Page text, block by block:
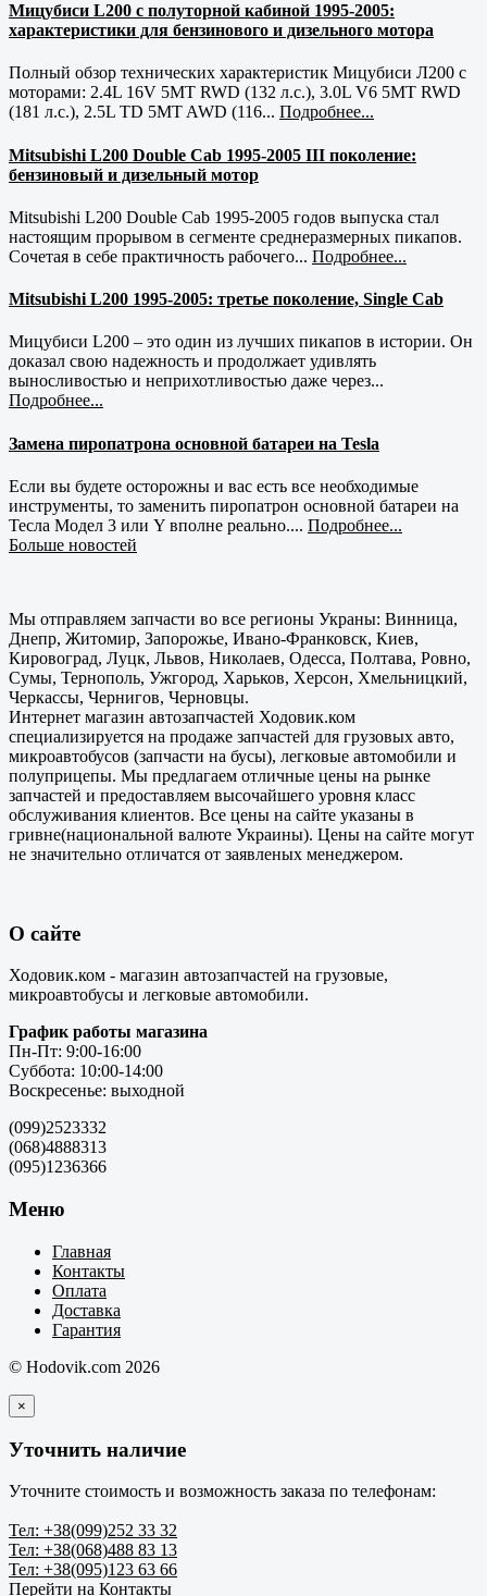
Мицубиси L200 с полуторной кабиной 1995-2005:
характеристики для бензинового и дизельного мотора
Полный обзор технических характеристик Мицубиси Л200 с
моторами: 2.4L 16V 5MT RWD (132 л.с.), 3.0L V6 5MT RWD
(181 л.с.), 2.5L TD 5MT AWD (116... Подробнее...
Mitsubishi L200 Double Cab 1995-2005 III поколение:
бензиновый и дизельный мотор
Mitsubishi L200 Double Cab 1995-2005 годов выпуска стал
настоящим прорывом в сегменте среднеразмерных пикапов.
Сочетая в себе практичность рабочего... Подробнее...
Mitsubishi L200 1995-2005: третье поколение, Single Cab
Мицубиси L200 – это один из лучших пикапов в истории. Он
доказал свою надежность и продолжает удивлять
выносливостью и неприхотливостью даже через...
Подробнее...
Замена пиропатрона основной батареи на Tesla
Если вы будете осторожны и вас есть все необходимые
инструменты, то заменить пиропатрон основной батареи на
Тесла Модел 3 или Y вполне реально.... Подробнее...
Больше новостей
Мы отправляем запчасти во все регионы Украны: Винница,
Днепр, Житомир, Запорожье, Ивано-Франковск, Киев,
Кировоград, Луцк, Львов, Николаев, Одесса, Полтава, Ровно,
Сумы, Тернополь, Ужгород, Харьков, Херсон, Хмельницкий,
Черкассы, Чернигов, Черновцы.
Интернет магазин автозапчастей Ходовик.ком
специализируется на продаже запчастей для грузовых авто,
микроавтобусов (запчасти на бусы), легковые автомобили и
полуприцепы. Мы предлагаем отличные цены на рынке
запчастей и предоставляем высочайшего уровня класс
обслуживания клиентов. Все цены на сайте указаны в
гривне(национальной валюте Украины). Цены на сайте могут
не значительно отличатся от заявленых менеджером.
О сайте
Ходовик.ком - магазин автозапчастей на грузовые,
микроавтобусы и легковые автомобили.
График работы магазина
Пн-Пт: 9:00-16:00
Суббота: 10:00-14:00
Воскресенье: выходной
(099)2523332
(068)4888313
(095)1236366
Меню
Главная
Контакты
Оплата
Доставка
Гарантия
© Hodovik.com 2026
×
Уточнить наличие
Уточните стоимость и возможность заказа по телефонам:
Тел: +38(099)252 33 32
Тел: +38(068)488 83 13
Тел: +38(095)123 63 66
Перейти на Контакты